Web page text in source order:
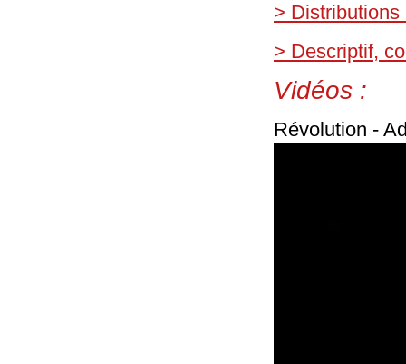
> Distributions
> Descriptif,
Vidéos :
Révolution -